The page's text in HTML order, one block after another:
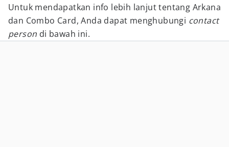
Untuk mendapatkan info lebih lanjut tentang Arkana
dan Combo Card, Anda dapat menghubungi contact
person di bawah ini.